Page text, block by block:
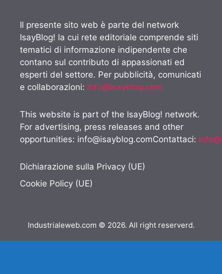
Il presente sito web è parte del network
IsayBlog! la cui rete editoriale comprende siti
tematici di informazione indipendente che
contano sul contributo di appassionati ed
esperti del settore. Per pubblicità, comunicati
e collaborazioni: info@isayblog.com
This website is part of the IsayBlog! network.
For advertising, press releases and other
opportunities: info@isayblog.comContattaci:
Dichiarazione sulla Privacy (UE)
Cookie Policy (UE)
Industrialeweb.com © 2026. All right reserverd.